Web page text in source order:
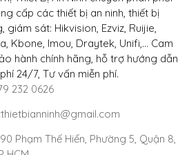
cấp các thiết bị an ninh, thiết bị
giám sát: Hikvision, Ezviz, Ruijie,
Kbone, Imou, Draytek, Unifi,... Cam
hành chính hãng, hỗ trợ hướng dẫn
24/7, Tư vấn miễn phí.
232 0626
Phạm Thế Hiển, Phường 5, Quận 8,